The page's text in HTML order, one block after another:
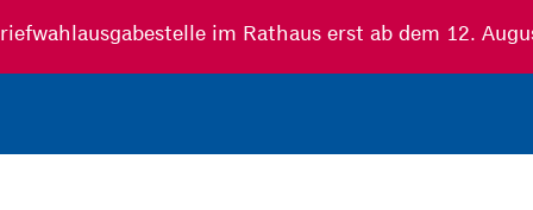
im Rathaus erst ab dem 12.